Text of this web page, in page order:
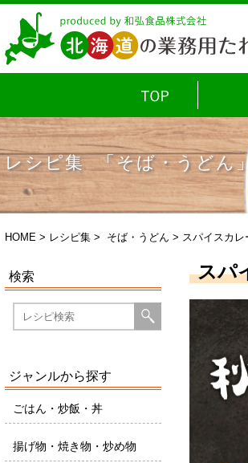
レシピ集 「そば・うどん
HOME > レシピ集 > そば・うどん > スパイスカレ
スパ
検索
ジャンルから探す
ごはん・炒飯・丼
揚げ物・焼き物・炒め物